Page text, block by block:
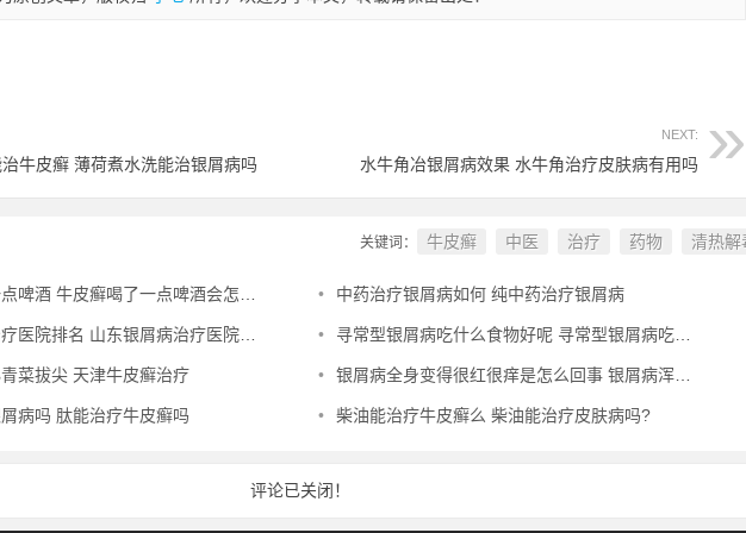
牛皮癣 薄荷煮水洗能治银屑病吗
NEXT:
水牛角冶银屑病效果 水牛角治疗皮肤病有用吗
关键词： 牛皮癣 中医 治疗 药物 清热解
啤酒 牛皮癣喝了一点啤酒会怎么样 • 中药治疗银屑病如何 纯中药治疗银屑病
院排名 山东银屑病治疗医院排名榜 • 寻常型银屑病吃什么食物好呢 寻常型银屑病吃什么药效果好
菜拔尖 天津牛皮癣治疗 • 银屑病全身变得很红很痒是怎么回事 银屑病浑身痒怎么办
病吗 肽能治疗牛皮癣吗 • 柴油能治疗牛皮癣么 柴油能治疗皮肤病吗?
评论已关闭！